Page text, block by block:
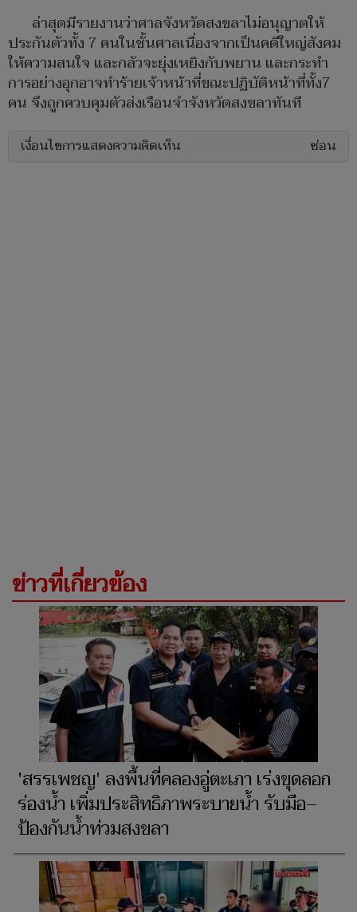
ล่าสุดมีรายงานว่าศาลจังหวัดสงขลาไม่อนุญาตให้
ประกันตัวทั้ง 7 คนในชั้นศาลเนื่องจากเป็นคดีใหญ่สังคม
ให้ความสนใจ และกลัวจะยุ่งเหยิงกับพยาน และกระทำ
การอย่างอุกอาจทำร้ายเจ้าหน้าที่ขณะปฏิบัติหน้าที่ทั้ง7
คน จึงถูกควบคุมตัวส่งเรือนจำจังหวัดสงขลาทันที
เงื่อนไขการแสดงความคิดเห็น ซ่อน
ข่าวที่เกี่ยวข้อง
'สรรเพชญ' ลงพื้นที่คลองอู่ตะเภา เร่งขุดลอก
ร่องน้ำ เพิ่มประสิทธิภาพระบายน้ำ รับมือ–
ป้องกันน้ำท่วมสงขลา